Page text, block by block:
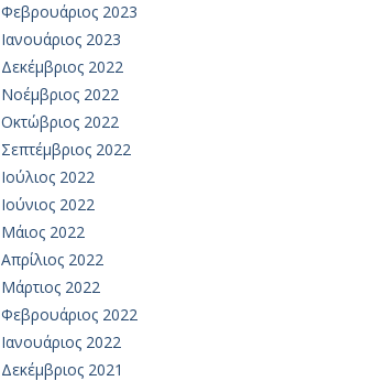
Φεβρουάριος 2023
Ιανουάριος 2023
Δεκέμβριος 2022
Νοέμβριος 2022
Οκτώβριος 2022
Σεπτέμβριος 2022
Ιούλιος 2022
Ιούνιος 2022
Μάιος 2022
Απρίλιος 2022
Μάρτιος 2022
Φεβρουάριος 2022
Ιανουάριος 2022
Δεκέμβριος 2021